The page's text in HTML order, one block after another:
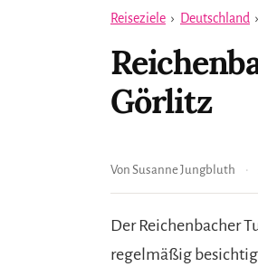
Reiseziele › Deutschland ›
Görlitz
Von Susanne Jungbluth
Der Reichenbacher
regelmäßig